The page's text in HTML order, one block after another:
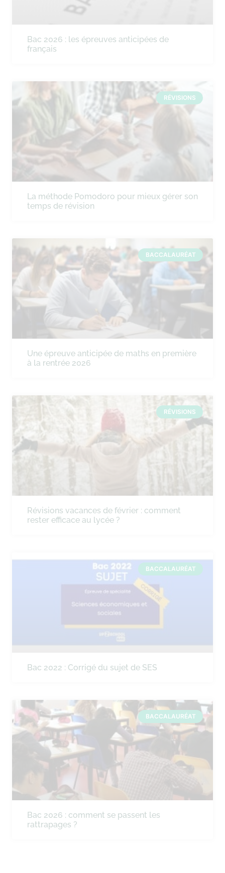
Bac 2026 : les épreuves anticipées de
français
RÉVISIONS
La méthode Pomodoro pour mieux gérer son
temps de révision
BACCALAURÉAT
Une épreuve anticipée de maths en première
à la rentrée 2026
RÉVISIONS
Révisions vacances de février : comment
rester efficace au lycée ?
BACCALAURÉAT
Bac 2022 : Corrigé du sujet de SES
BACCALAURÉAT
Bac 2026 : comment se passent les
rattrapages ?